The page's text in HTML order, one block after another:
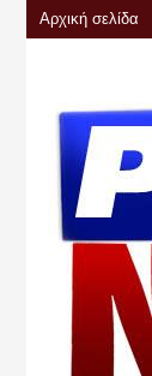
Αρχική σελίδα